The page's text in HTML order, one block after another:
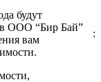
будут
ООО “Бир Бай”
вам
: